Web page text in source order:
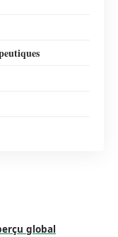
global